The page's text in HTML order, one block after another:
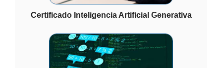
Certificado Inteligencia Artificial Generativa